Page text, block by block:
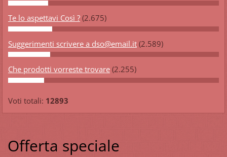
Te lo aspettavi Così ? (2.675)
Suggerimenti scrivere a dso@email.it (2.589)
Che prodotti vorreste trovare (2.255)
Voti totali: 12893
Offerta speciale